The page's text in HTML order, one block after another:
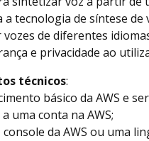
a tecnologia de síntese de
vozes de diferentes
e privacidade ao
técnicos:
básico da AWS e
uma conta na AWS;
console da AWS ou uma